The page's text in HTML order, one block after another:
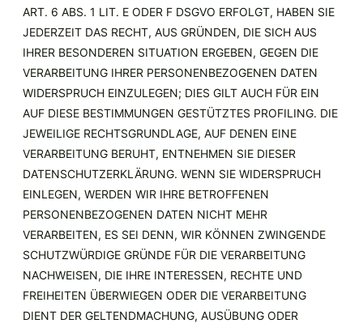
ART. 6 ABS. 1 LIT. E ODER F DSGVO ERFOLGT, HABEN SIE
JEDERZEIT DAS RECHT, AUS GRÜNDEN, DIE SICH AUS
IHRER BESONDEREN SITUATION ERGEBEN, GEGEN DIE
VERARBEITUNG IHRER PERSONENBEZOGENEN DATEN
WIDERSPRUCH EINZULEGEN; DIES GILT AUCH FÜR EIN
AUF DIESE BESTIMMUNGEN GESTÜTZTES PROFILING. DIE
JEWEILIGE RECHTSGRUNDLAGE, AUF DENEN EINE
VERARBEITUNG BERUHT, ENTNEHMEN SIE DIESER
DATENSCHUTZERKLÄRUNG. WENN SIE WIDERSPRUCH
EINLEGEN, WERDEN WIR IHRE BETROFFENEN
PERSONENBEZOGENEN DATEN NICHT MEHR
VERARBEITEN, ES SEI DENN, WIR KÖNNEN ZWINGENDE
SCHUTZWÜRDIGE GRÜNDE FÜR DIE VERARBEITUNG
NACHWEISEN, DIE IHRE INTERESSEN, RECHTE UND
FREIHEITEN ÜBERWIEGEN ODER DIE VERARBEITUNG
DIENT DER GELTENDMACHUNG, AUSÜBUNG ODER